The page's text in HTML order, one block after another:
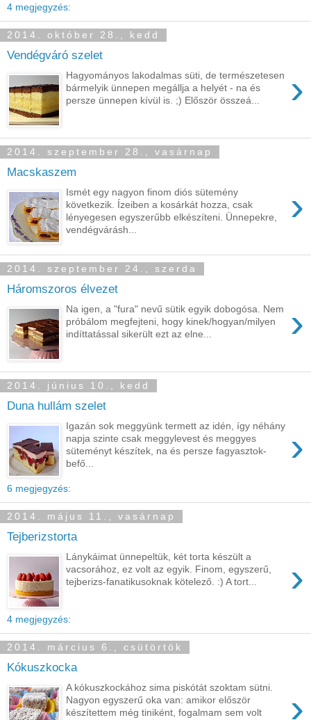
4 megjegyzés:
2014. október 28., kedd
Vendégváró szelet
›
Hagyományos lakodalmas süti, de természetesen
bármelyik ünnepen megállja a helyét - na és
persze ünnepen kívül is. ;) Először összeá...
2014. szeptember 28., vasárnap
Macskaszem
›
Ismét egy nagyon finom diós sütemény
következik. Ízeiben a kosárkát hozza, csak
lényegesen egyszerűbb elkészíteni. Ünnepekre,
vendégvárásh...
2014. szeptember 24., szerda
Háromszoros élvezet
›
Na igen, a "fura" nevű sütik egyik dobogósa. Nem
próbálom megfejteni, hogy kinek/hogyan/milyen
indíttatással sikerült ezt az elne...
2014. június 10., kedd
Duna hullám szelet
›
Igazán sok meggyünk termett az idén, így néhány
napja szinte csak meggylevest és meggyes
süteményt készítek, na és persze fagyasztok-
befő...
6 megjegyzés:
2014. május 11., vasárnap
Tejberizstorta
›
Lánykáimat ünnepeltük, két torta készült a
vacsorához, ez volt az egyik. Finom, egyszerű,
tejberizs-fanatikusoknak kötelező. :) A tort...
4 megjegyzés:
2014. március 6., csütörtök
Kókuszkocka
›
A kókuszkockához sima piskótát szoktam sütni.
Nagyon egyszerű oka van: amikor először
készítettem még tiniként, fogalmam sem volt